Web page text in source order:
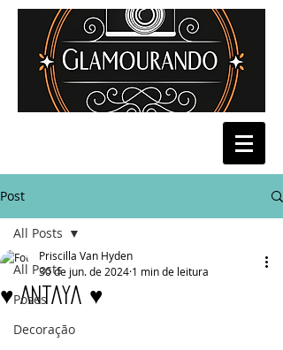
Post
All Posts
Poses
Decoração
All Posts
♥ Antaya ♥
Priscilla Van Hyden
30 de jun. de 2024 1 min de leitura